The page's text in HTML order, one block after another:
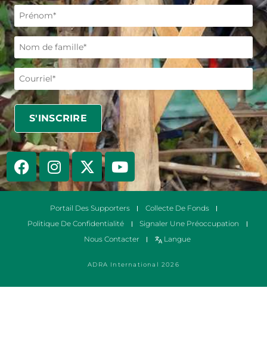
ADRA International 2026
Portail Des Supporters
Collecte De Fonds
Politique De Confidentialité
Signaler Une Préoccupation
Nous Contacter
Langue